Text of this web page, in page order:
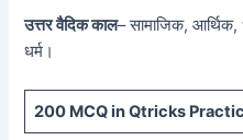
उत्तर वैदिक काल– सामाजिक, आर्थिक,
धर्म।
200 MCQin Qtricks